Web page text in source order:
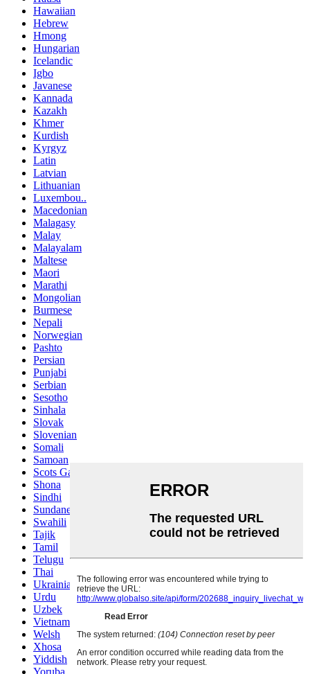
Hawaiian
Hebrew
Hmong
Hungarian
Icelandic
Igbo
Javanese
Kannada
Kazakh
Khmer
Kurdish
Kyrgyz
Latin
Latvian
Lithuanian
Luxembou..
Macedonian
Malagasy
Malay
Malayalam
Maltese
Maori
Marathi
Mongolian
Burmese
Nepali
Norwegian
Pashto
Persian
Punjabi
Serbian
Sesotho
Sinhala
Slovak
Slovenian
Somali
Samoan
Scots Gaelic
Shona
Sindhi
Sundanese
Swahili
Tajik
Tamil
Telugu
Thai
Ukrainian
Urdu
Uzbek
Vietnamese
Welsh
Xhosa
Yiddish
Yoruba